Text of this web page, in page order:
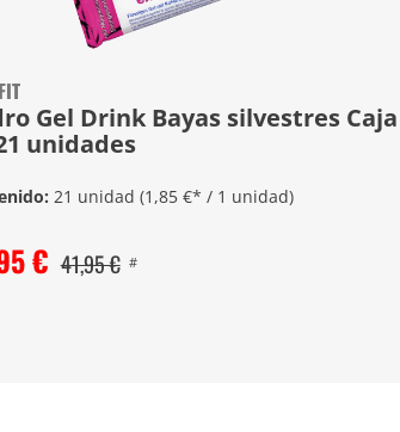
Gel Drink Bayas silvestres Caja
unidades
21 unidad (1,85 €* / 1 unidad)
€ 41,95 € #